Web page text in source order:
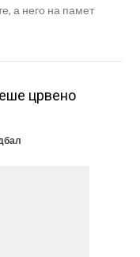
а него на памет
црвено